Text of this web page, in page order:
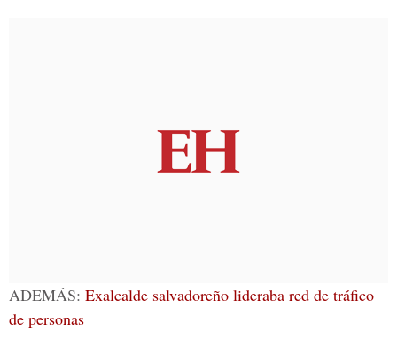
ADEMÁS: Exalcalde salvadoreño lideraba red de tráfico
de personas